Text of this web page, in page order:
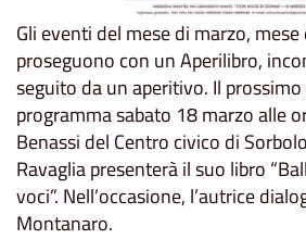
Gli eventi del mese di marzo,
proseguono con un Aperilibro,
seguito da un aperitivo. Il
programma sabato 18 marzo alle
Benassi del Centro civico di
Ravaglia presenterà il suo libro
voci”. Nell’occasione, l’autrice
Montanaro.